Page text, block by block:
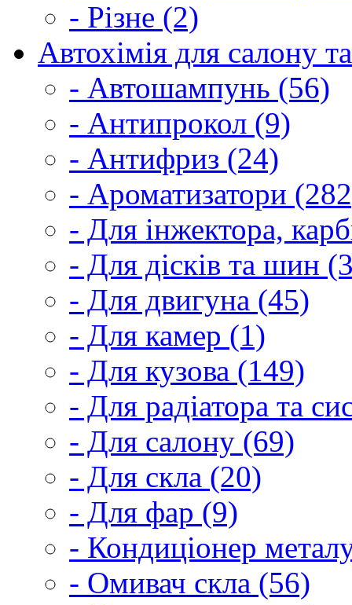
- Різне (2)
Автохімія для салону
- Автошампунь (56)
- Антипрокол (9)
- Антифриз (24)
- Ароматизатори
- Для інжектора,
- Для дісків та шин
- Для двигуна (45)
- Для камер (1)
- Для кузова (149)
- Для радіатора та
- Для салону (69)
- Для скла (20)
- Для фар (9)
- Кондиціонер
- Омивач скла (56)